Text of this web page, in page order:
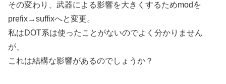
その変わり、武器による影響を大きくするためmodを
prefix→suffixへと変更。
私はDOT系は使ったことがないのでよく分かりません
が、
これは結構な影響があるのでしょうか？